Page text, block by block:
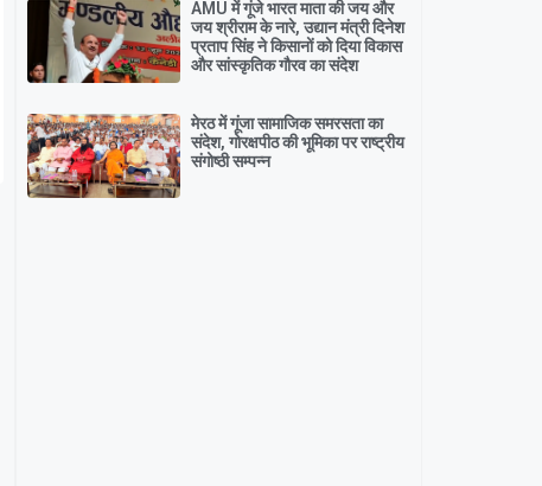
AMU में गूंजे भारत माता की जय और
जय श्रीराम के नारे, उद्यान मंत्री दिनेश
प्रताप सिंह ने किसानों को दिया विकास
और सांस्कृतिक गौरव का संदेश
मेरठ में गूंजा सामाजिक समरसता का
संदेश, गोरक्षपीठ की भूमिका पर राष्ट्रीय
संगोष्ठी सम्पन्न